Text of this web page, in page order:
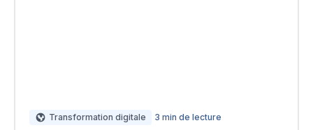
Transformation digitale 3 min de lecture